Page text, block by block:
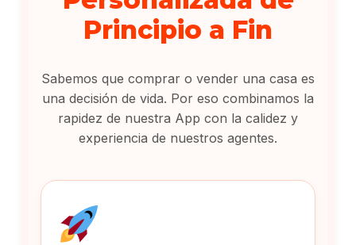
Principio a Fin
Sabemos que comprar o vender una casa es
una decisión de vida. Por eso combinamos la
rapidez de nuestra App con la calidez y
experiencia de nuestros agentes.